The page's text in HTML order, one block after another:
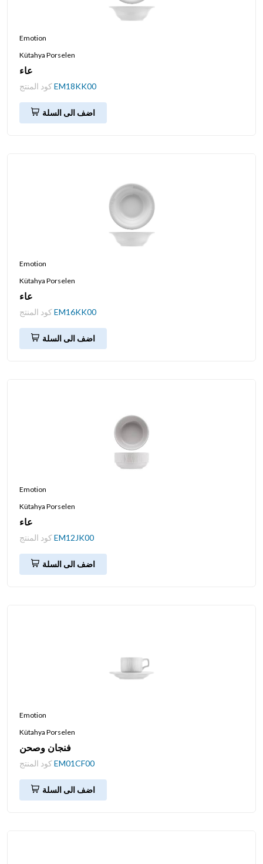
Emotion
Kütahya Porselen
عاء
EM18KK00
اضف الى السلة
Emotion
Kütahya Porselen
عاء
EM16KK00
اضف الى السلة
Emotion
Kütahya Porselen
عاء
EM12JK00
اضف الى السلة
Emotion
Kütahya Porselen
فنجان وصحن
EM01CF00
اضف الى السلة